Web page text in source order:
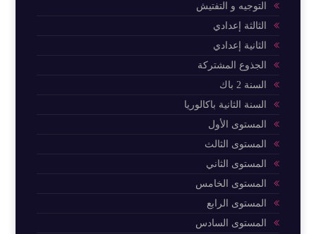
التوجيه و التفتيش
الثالثة إعدادي
الثانية إعدادي
الجذوع المشتركة
السنة 2 باك
السنة الثانية باكالوريا
المستوى الأول
المستوى الثالث
المستوى الثاني
المستوى الخامس
المستوى الرابع
المستوى السادس